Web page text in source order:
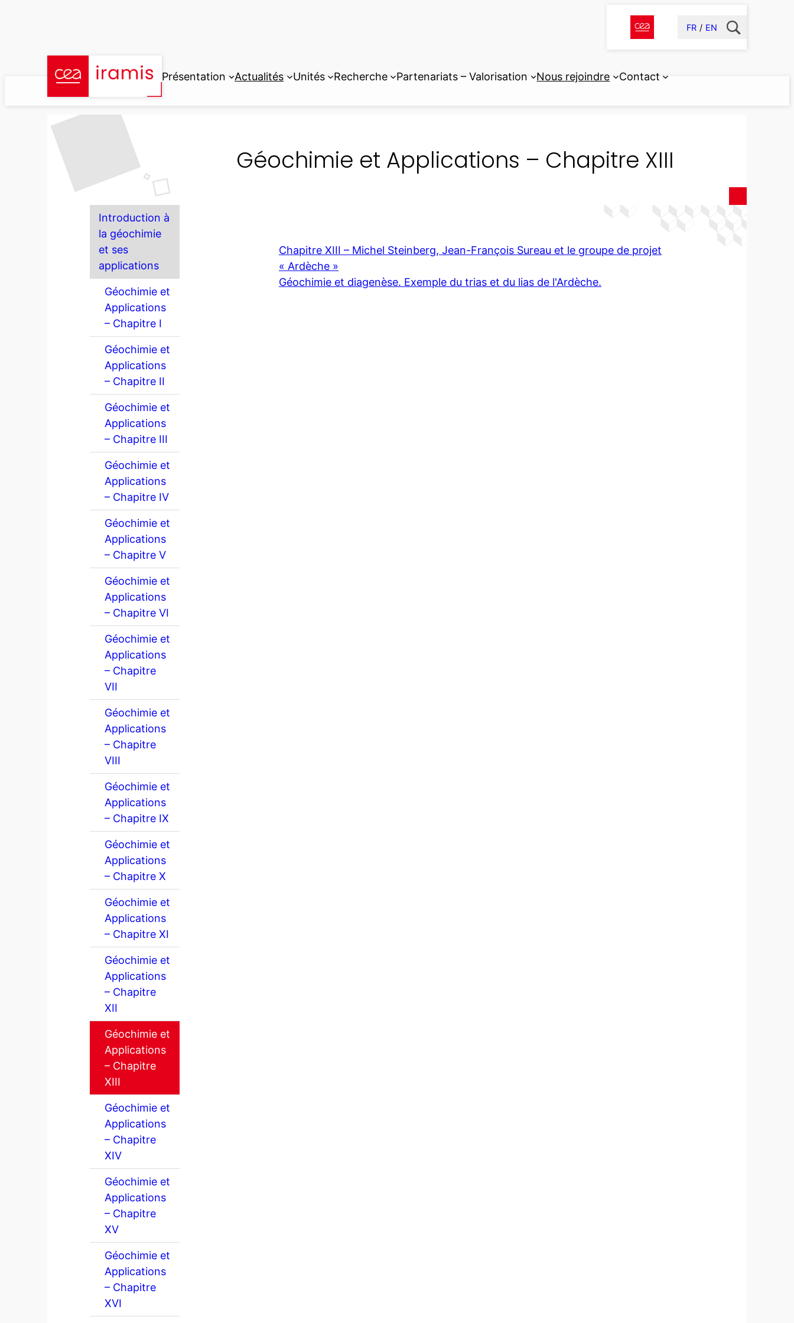
FR EN
Présentation Actualités Unités Recherche Partenariats – Valorisation Nous rejoindre Contact
Géochimie et Applications – Chapitre XIII
Introduction à
la géochimie
et ses
applications
Géochimie et
Applications
– Chapitre I
Géochimie et
Applications
– Chapitre II
Géochimie et
Applications
– Chapitre III
Géochimie et
Applications
– Chapitre IV
Géochimie et
Applications
– Chapitre V
Géochimie et
Applications
– Chapitre VI
Géochimie et
Applications
– Chapitre
VII
Géochimie et
Applications
– Chapitre
VIII
Géochimie et
Applications
– Chapitre IX
Géochimie et
Applications
– Chapitre X
Géochimie et
Applications
– Chapitre XI
Géochimie et
Applications
– Chapitre
XII
Géochimie et
Applications
– Chapitre
XIII
Géochimie et
Applications
– Chapitre
XIV
Géochimie et
Applications
– Chapitre
XV
Géochimie et
Applications
– Chapitre
XVI
Chapitre XIII – Michel Steinberg, Jean-François Sureau et le groupe de projet
« Ardèche »
Géochimie et diagenèse. Exemple du trias et du lias de l'Ardèche.